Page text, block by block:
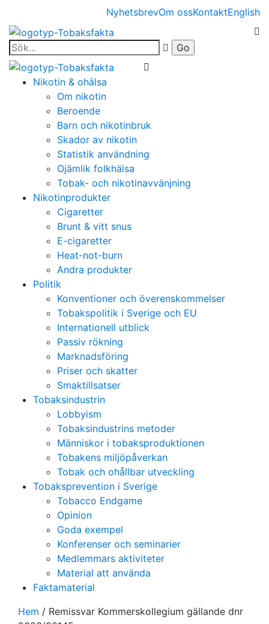
NyhetsbrevOm ossKontaktEnglish
Nikotin & ohälsa
Om nikotin
Beroende
Barn och nikotinbruk
Skador av nikotin
Statistik användning
Ojämlik folkhälsa
Tobak- och nikotinavvänjning
Nikotinprodukter
Cigaretter
Brunt & vitt snus
E-cigaretter
Heat-not-burn
Andra produkter
Politik
Konventioner och överenskommelser
Tobakspolitik i Sverige och EU
Internationell utblick
Passiv rökning
Marknadsföring
Priser och skatter
Smaktillsatser
Tobaksindustrin
Lobbyism
Tobaksindustrins metoder
Människor i tobaksproduktionen
Tobakens miljöpåverkan
Tobak och ohållbar utveckling
Tobaksprevention i Sverige
Tobacco Endgame
Opinion
Goda exempel
Konferenser och seminarier
Medlemmars aktiviteter
Material att använda
Faktamaterial
Hem / Remissvar Kommerskollegium gällande dnr